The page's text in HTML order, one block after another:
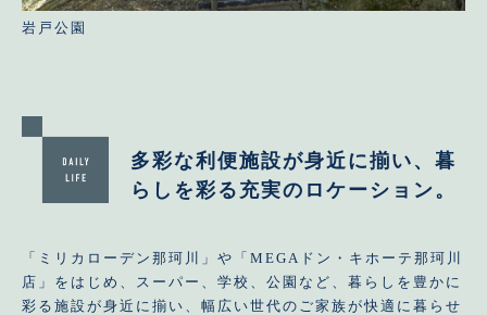
岩戸公園
多彩な利便施設が身近に揃い、暮
らしを彩る 充実のロケーション。
「ミリカローデン那珂川」や「MEGAドン・キホーテ那珂川
店」をはじめ、スーパー、学校、公園など、暮らしを豊かに
彩る施設が身近に揃い、幅広い世代のご家族が快適に暮らせ